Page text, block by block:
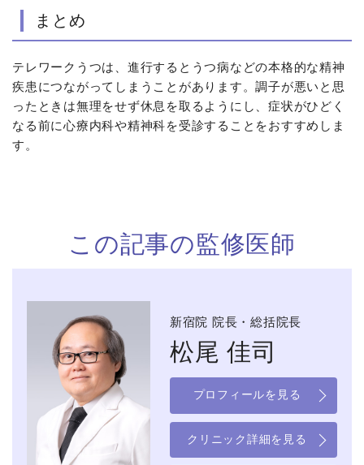
まとめ
テレワークうつは、進行するとうつ病などの本格的な精神
疾患につながってしまうことがあります。調子が悪いと思
ったときは無理をせず休息を取るようにし、症状がひどく
なる前に心療内科や精神科を受診することをおすすめしま
す。
この記事の監修医師
新宿院 院長・総括院長
松尾 佳司
プロフィールを見る
クリニック詳細を見る